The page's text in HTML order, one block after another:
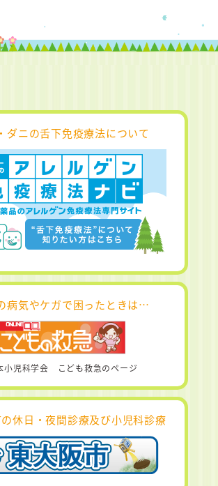
ダニの舌下免疫療法について
病気やケガで困ったときは…
小児科学会 こども救急のページ
休日・夜間診療及び小児科診療